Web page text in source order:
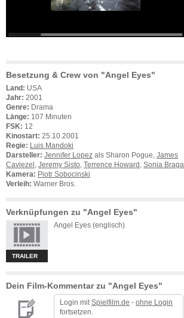
Besetzung & Crew von "Angel Eyes"
Land: USA
Jahr: 2001
Genre: Drama
Länge: 107 Minuten
FSK: 12
Kinostart: 25.10.2001
Regie:
Luis Mandoki
Darsteller: Jennifer Lopez als Sharon Pogue, James
Caviezel
Jeremy Sisto Terrence Howard
Sonia Braga
Kamera: Piotr Sobocinski
Verleih: Warner Bros.
Verknüpfungen zu "Angel Eyes"
TRAILER
Angel Eyes (englisch)
Dein Film-Kommentar zu "Angel Eyes"
Login mit Spielfilm.de - ohne Login
fortsetzen.